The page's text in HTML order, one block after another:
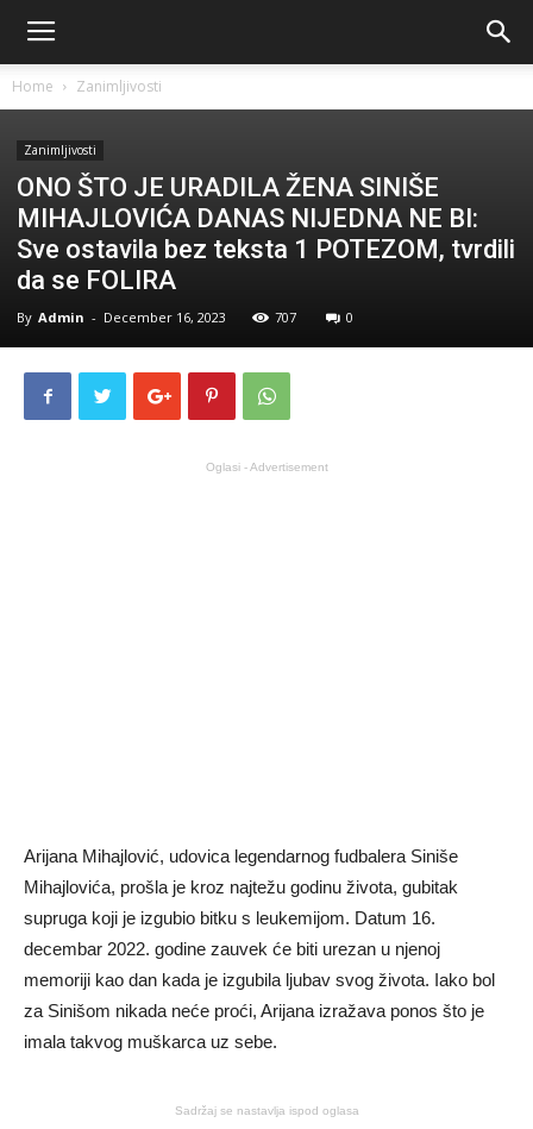
Home Zanimljivosti
Zanimljivosti
ONO ŠTO JE URADILA ŽENA SINIŠE
MIHAJLOVIĆA DANAS NIJEDNA NE BI:
Sve ostavila bez teksta 1 POTEZOM, tvrdili
da se FOLIRA
By Admin - December 16, 2023 707 0
Oglasi - Advertisement
Arijana Mihajlović, udovica legendarnog fudbalera Siniše
Mihajlovića, prošla je kroz najtežu godinu života, gubitak
supruga koji je izgubio bitku s leukemijom. Datum 16.
decembar 2022. godine zauvek će biti urezan u njenoj
memoriji kao dan kada je izgubila ljubav svog života. Iako bol
za Sinišom nikada neće proći, Arijana izražava ponos što je
imala takvog muškarca uz sebe.
Sadržaj se nastavlja ispod oglasa